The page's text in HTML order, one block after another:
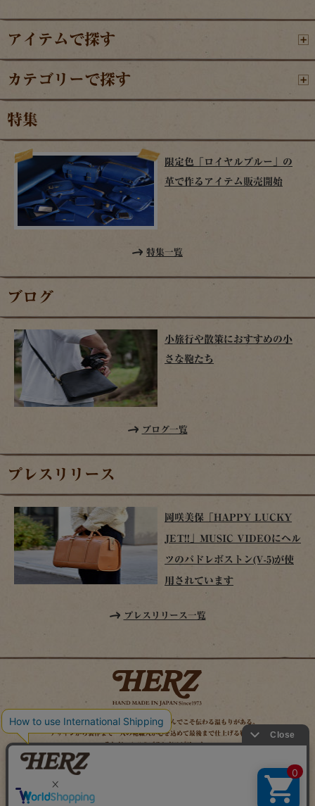
アイテムで探す
カテゴリーで探す
特集
限定色「ロイヤルブルー」の
革で作るアイテム販売開始
特集一覧
ブログ
小旅行や散策におすすめの小
さな鞄たち
ブログ一覧
プレスリリース
岡咲美保「HAPPY LUCKY
JET!!」MUSIC VIDEOにヘル
ツのパドレボストン(V-5)が使
用されています
プレスリリース一覧
時を経てこそ解る味わいがある。使い込んでこそ伝わる温もりがある。
デザインから製作まで一人の鞄職人が心を込めて最後まで仕上げる鞄作り。
それがヘルツのブランドスピリット。
MAIL MAGAZINE
X（旧TWITTER）